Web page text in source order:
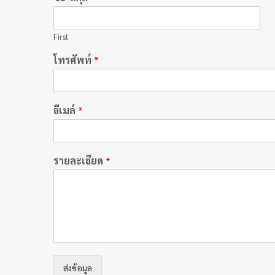
First
โทรศัพท์ *
อีเมล์ *
รายละเอียด *
ส่งข้อมูล